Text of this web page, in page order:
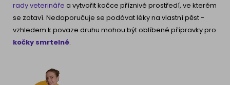
rady veterináře a vytvořit kočce příznivé prostředí, ve kterém
se zotaví. Nedoporučuje se podávat léky na vlastní pěst -
vzhledem k povaze druhu mohou být oblíbené přípravky pro
kočky smrtelné.